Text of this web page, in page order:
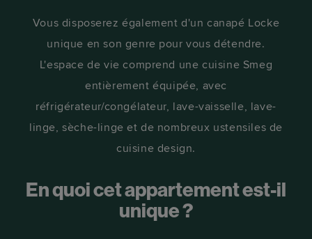
Vous disposerez également d'un canapé Locke
unique en son genre pour vous détendre.
L'espace de vie comprend une cuisine Smeg
entièrement équipée, avec
réfrigérateur/congélateur, lave-vaisselle, lave-
linge, sèche-linge et de nombreux ustensiles de
cuisine design.
En quoi cet appartement est-il
unique ?